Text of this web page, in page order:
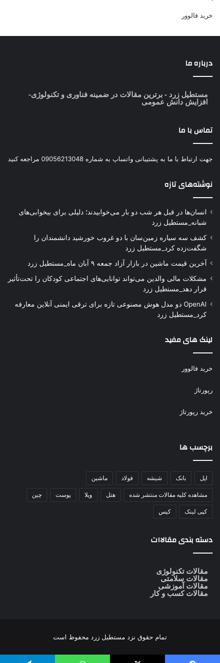
خرید فالوور
درباره ما
مستطیل زرد - برترین مقالات در ضمینه فناوری و تکنولوژی-
افزایش دانش عمومی
تماس با ما
جهت ارتباط با ما به پشتیبانی واتساپ به شماره 09056213048 مراجعه کنید
نوشته‌های تازه
انسان‌ها در قبل هر شب دو بار می‌خوابیدند؛ دلیلی برای بیخوابی‌های
شبانه_مستطیل زرد
کشف سه سیاره زمین‌سان با دو غروب خورشید دانشمندان را
شگفت‌زده کرد_مستطیل زرد
آخرین قیمت ماشین در بازار آزاد جمعه ۹ آبان ماه_مستطیل زرد
مشکلات مالی والدین می‌تواند توانایی‌های اجتماعی کودکان را تحت‌تأثیر
قرار دهد_مستطیل زرد
OpenAI دو مدل هوش مصنوعی تازه برای ترقی ایمنی آنلاین معارفه
کرد_مستطیل زرد
لینک های مفید
خرید فالوور
رپورتاژ
خرید رپورتاژ
برچسب ها
اپل بانک شیشه فولاد ماشین
مشاهده کلیه مقالات منتشر شده هتل ویلا پوست چین
کپی لینک کیس
دسته بندی مقالاات
مقالات تکنولوژی
مقالات سلامتی
مقالات آموزشی
مقالات کسب و کار
تمام حقوق نزد مستطیل زرد محفوظ است